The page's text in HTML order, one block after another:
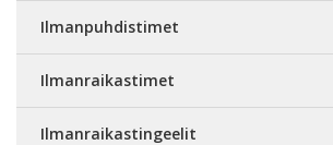
Ilmanpuhdistimet
Ilmanraikastimet
Ilmanraikastingeelit